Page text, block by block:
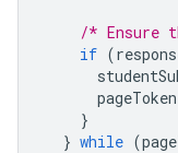
/* Ensure
if (
pageToken
}
} while (